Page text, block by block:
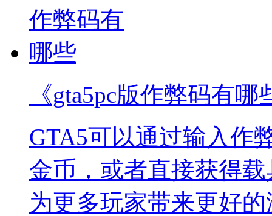
《gta5pc版作弊码有哪
GTA5可以通过输入作
金币，或者直接获得
为更多玩家带来更好